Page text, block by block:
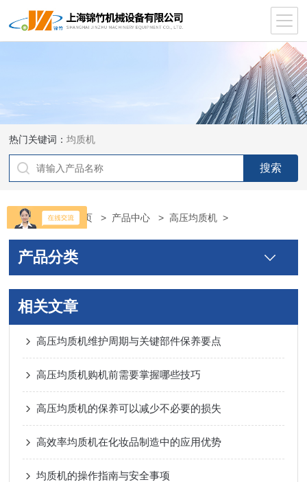
热门关键词：均质机
当前位置：首页 > 产品中心 >高压均质机 >
产品分类
相关文章
高压均质机维护周期与关键部件保养要点
高压均质机购机前需要掌握哪些技巧
高压均质机的保养可以减少不必要的损失
高效率均质机在化妆品制造中的应用优势
均质机的操作指南与安全事项